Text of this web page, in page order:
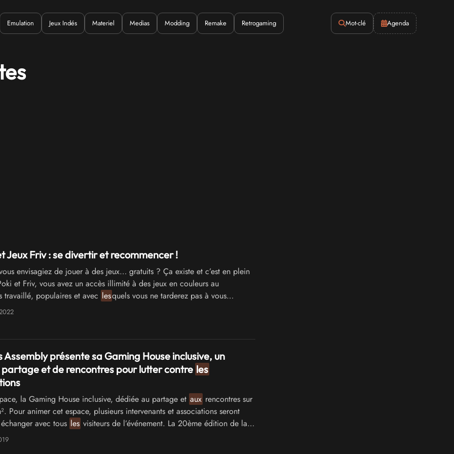
Quoi ?
Emulation Jeux Indés Materiel Medias Modding Remake Retrogaming Mot-clé Agenda
Jeux Friv : se divertir et recommencer !
envisagiez de jouer à des jeux… gratuits ? Ça existe et c’est en plein
et Friv, vous avez un accès illimité à des jeux en couleurs au
travaillé, populaires et avec lesquels vous ne tarderez pas à vous
y trouverez des centaines de jeux de tous
de
Assembly présente sa Gaming House inclusive, un
et de rencontres pour lutter contre les
la Gaming House inclusive, dédiée au partage et aux rencontres sur
Pour animer cet espace, plusieurs intervenants et associations seront
avec tous les visiteurs de l’événement. La 20ème édition de la